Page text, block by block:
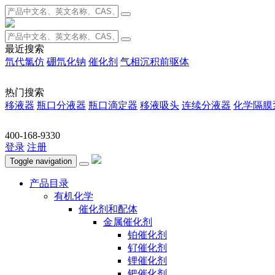
最近搜索
氘代氯仿 硼氘化钠 催化剂 气相沉积前驱体
热门搜索
移液器 瓶口分液器 瓶口滴定器 移液吸头 连续分液器 化学隔膜
400-168-9330
登录 注册
Toggle navigation
产品目录
有机化学
催化剂和配体
金属催化剂
铂催化剂
钌催化剂
锂催化剂